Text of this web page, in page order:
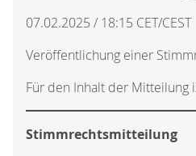
07.02.2025 / 18:15 CET/CEST
Veröffentlichung einer
Für den Inhalt der Mitteilung
Stimmrechtsmitteilung